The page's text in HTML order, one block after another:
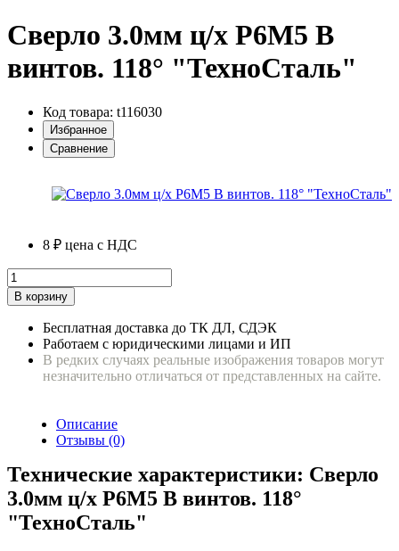
Сверло 3.0мм ц/х Р6М5 В
винтов. 118° "ТехноСталь"
Код товара: t116030
Избранное
Сравнение
8 ₽ цена с НДС
В корзину
Бесплатная доставка до ТК ДЛ, СДЭК
Работаем с юридическими лицами и ИП
В редких случаях реальные изображения товаров могут
незначительно отличаться от представленных на сайте.
Описание
Отзывы (0)
Технические характеристики: Сверло
3.0мм ц/х Р6М5 В винтов. 118°
"ТехноСталь"